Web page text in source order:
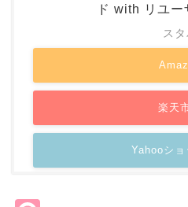
ド with リユ
ス
楽天
Yahooショ